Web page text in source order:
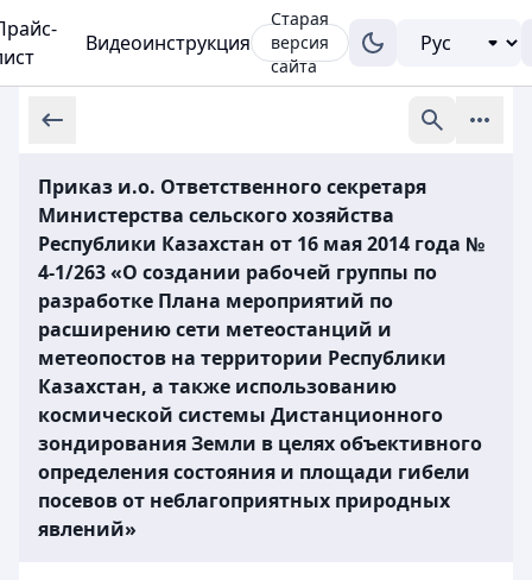
Видеоинструкция
Старая
версия
сайта
Приказ и.о. Ответственного секретаря
Министерства сельского хозяйства
Республики Казахстан от 16 мая 2014 года №
4-1/263 «О создании рабочей группы по
разработке Плана мероприятий по
расширению сети метеостанций и
метеопостов на территории Республики
Казахстан, а также использованию
космической системы Дистанционного
зондирования Земли в целях объективного
определения состояния и площади гибели
посевов от неблагоприятных природных
явлений»